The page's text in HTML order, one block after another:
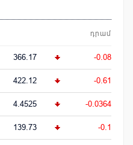
դրամ
366.17 -0.08
422.12 -0.61
4.4525 -0.0364
139.73 -0.1